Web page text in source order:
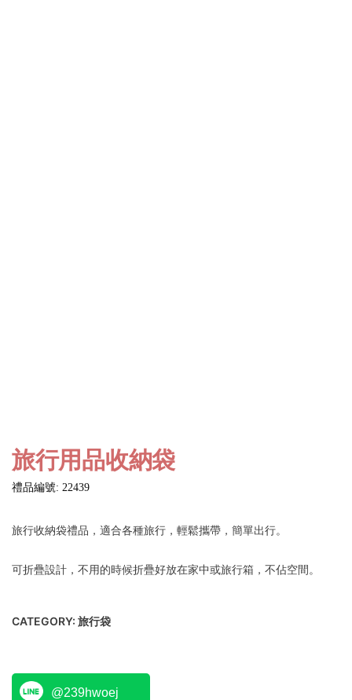
旅行用品收納袋
禮品編號: 22439
旅行收納袋禮品，適合各種旅行，輕鬆攜帶，簡單出行。
可折疊設計，不用的時候折疊好放在家中或旅行箱，不佔空間。
CATEGORY: 旅行袋
@239hwoej